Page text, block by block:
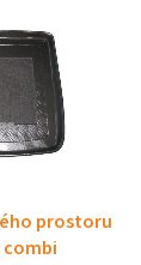
prostoru
combi